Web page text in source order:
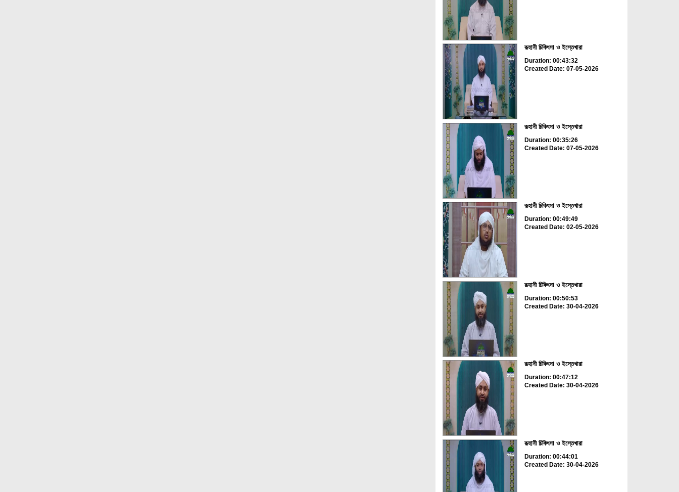
রূহানী চিকিৎসা ও ইস্তেখারা
Duration: 00:43:32
Created Date: 07-05-2026
রূহানী চিকিৎসা ও ইস্তেখারা
Duration: 00:35:26
Created Date: 07-05-2026
রূহানী চিকিৎসা ও ইস্তেখারা
Duration: 00:49:49
Created Date: 02-05-2026
রূহানী চিকিৎসা ও ইস্তেখারা
Duration: 00:50:53
Created Date: 30-04-2026
রূহানী চিকিৎসা ও ইস্তেখারা
Duration: 00:47:12
Created Date: 30-04-2026
রূহানী চিকিৎসা ও ইস্তেখারা
Duration: 00:44:01
Created Date: 30-04-2026